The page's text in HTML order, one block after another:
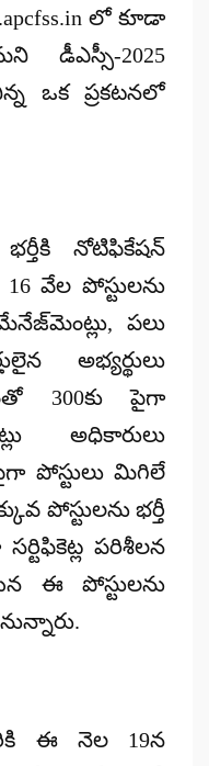
లో కూడా
డీఎస్సీ-2025
ఒక ప్రకటనలో
నోటిఫికేషన్
వేల పోస్టులను
పలు
అభ్యర్థులు
300కు పైగా
అధికారులు
పోస్టులు మిగిలే
పోస్టులను భర్తీ
పరిశీలన
ఈ పోస్టులను
ఈ నెల 19న